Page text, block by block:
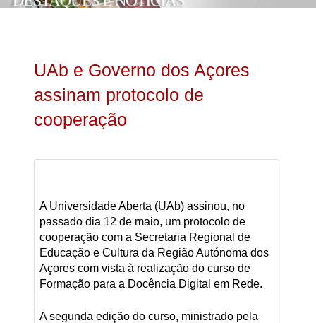
UAb e Governo dos Açores
assinam protocolo de
cooperação
A Universidade Aberta (UAb) assinou, no
passado dia 12 de maio, um protocolo de
cooperação com a Secretaria Regional de
Educação e Cultura da Região Autónoma dos
Açores com vista à realização do curso de
Formação para a Docência Digital em Rede.
A segunda edição do curso, ministrado pela